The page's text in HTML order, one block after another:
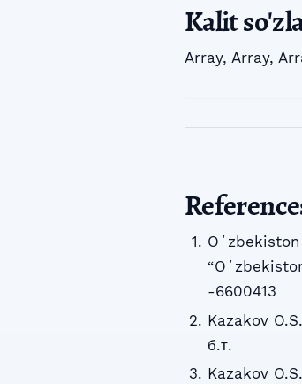
Kalit
Array, Array,
-6600413
Kazakov
б.т.
Kazakov